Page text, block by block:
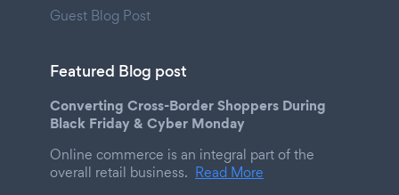
Guest Blog Post
Featured Blog post
Converting Cross-Border Shoppers During
Black Friday & Cyber Monday
Online commerce is an integral part of the
overall retail business. Read More